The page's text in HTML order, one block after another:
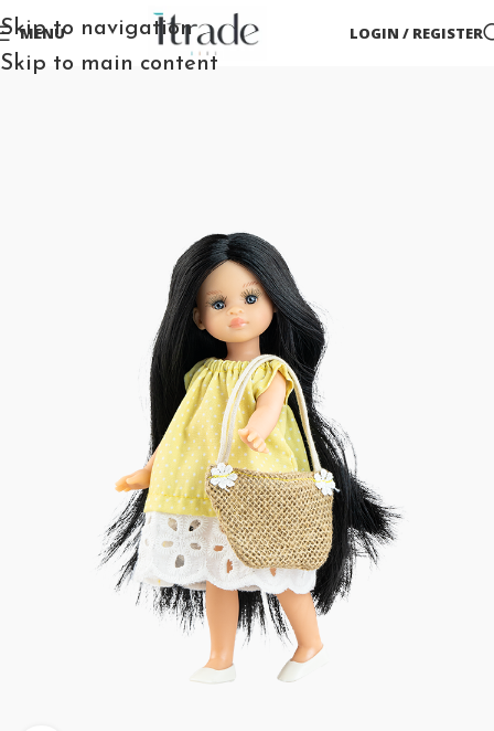
Skip to navigation
Skip to main content
MENU LOGIN / REGISTER